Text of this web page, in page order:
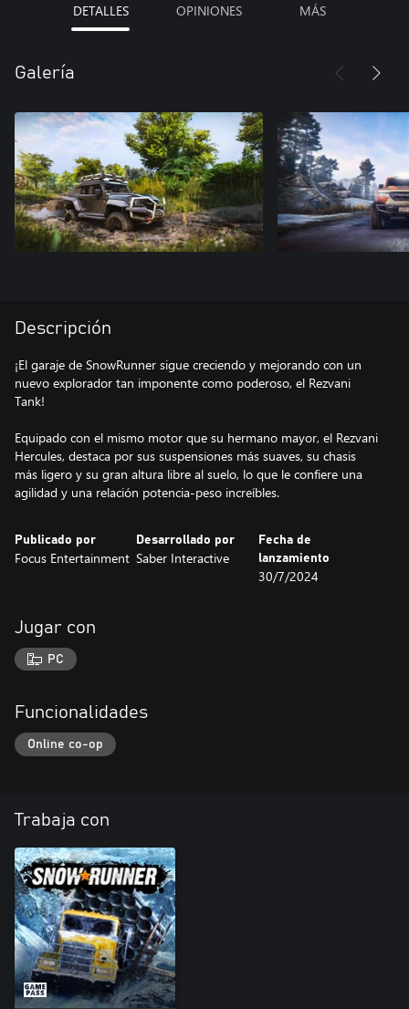
DETALLES OPINIONES MÁS
Galería
Descripción
¡El garaje de SnowRunner sigue creciendo y mejorando con un
nuevo explorador tan imponente como poderoso, el Rezvani
Tank!
Equipado con el mismo motor que su hermano mayor, el Rezvani
Hercules, destaca por sus suspensiones más suaves, su chasis
más ligero y su gran altura libre al suelo, lo que le confiere una
agilidad y una relación potencia-peso increíbles.
Publicado por
Focus Entertainment
Desarrollado por
Saber Interactive
Fecha de
lanzamiento
30/7/2024
Jugar con
PC
Funcionalidades
Online co-op
Trabaja con